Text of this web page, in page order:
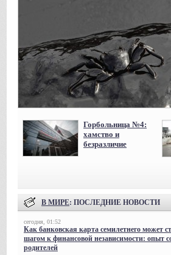
Горбольница №4:
хамство и
безразличие
В МИРЕ: ПОСЛЕДНИЕ НОВОСТИ
сегодня, 01:52
Как банковская карта семилетнего может
шагом к финансовой независимости: опыт
родителей